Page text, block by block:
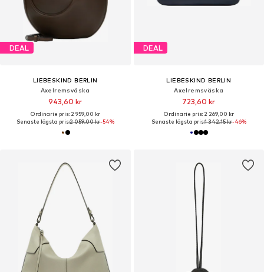
DEAL
LIEBESKIND BERLIN
Axelremsväska
943,60 kr
Ordinarie pris: 2 959,00 kr
Senaste lägsta pris:2 059,00 kr-54%
DEAL
LIEBESKIND BERLIN
Axelremsväska
723,60 kr
Ordinarie pris: 2 269,00 kr
Senaste lägsta pris:1 342,15 kr-46%